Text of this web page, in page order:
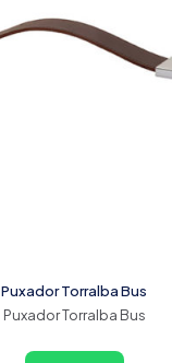
Puxador Torralba Bus
Puxador Torralba Bus